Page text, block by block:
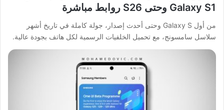
Galaxy S1 وحتى S26 روابط مباشرة
من أول Galaxy S وحتى أحدث إصدار، جولة كاملة في تاريخ أشهر
سلاسل سامسونج، مع تحميل الخلفيات الرسمية لكل هاتف بجودة عالية.